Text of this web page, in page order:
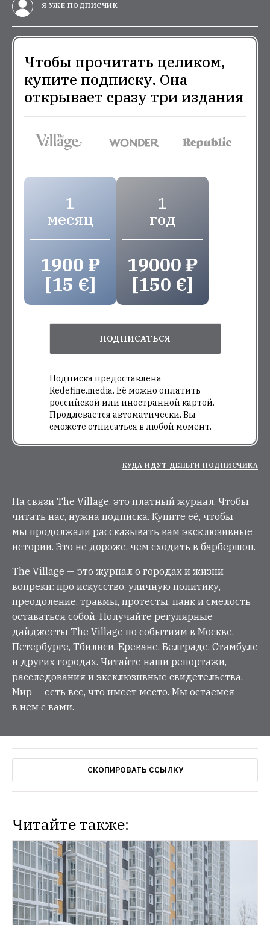
Я УЖЕ ПОДПИСЧИК
Чтобы прочитать целиком,
купите подписку. Она
открывает сразу три издания
1
месяц
1900 ₽
[15 €]
1
год
19000 ₽
[150 €]
ПОДПИСАТЬСЯ
Подписка предоставлена
Redefine.media. Её можно оплатить
российской или иностранной картой.
Продлевается автоматически. Вы
сможете отписаться в любой момент.
КУДА ИДУТ ДЕНЬГИ ПОДПИСЧИКА
На связи The Village, это платный журнал. Чтобы
читать нас, нужна подписка. Купите её, чтобы
мы продолжали рассказывать вам эксклюзивные
истории. Это не дороже, чем сходить в барбершоп.
The Village — это журнал о городах и жизни
вопреки: про искусство, уличную политику,
преодоление, травмы, протесты, панк и смелость
оставаться собой. Получайте регулярные
дайджесты The Village по событиям в Москве,
Петербурге, Тбилиси, Ереване, Белграде, Стамбуле
и других городах. Читайте наши репортажи,
расследования и эксклюзивные свидетельства.
Мир — есть все, что имеет место. Мы остаемся
в нем с вами.
СКОПИРОВАТЬ ССЫЛКУ
Читайте также: